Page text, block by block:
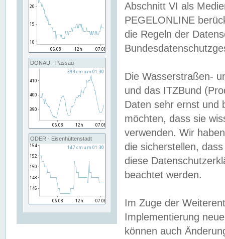
DONAU - Passau
ODER - Eisenhüttenstadt
Abschnitt VI als
PEGELONLINE
die Regeln der
Die Wasserstraßen-
und das ITZBund
Daten sehr ernst und
möchten, dass sie
verwenden. Wir
die sicherstellen,
diese
beachtet werden.
Im Zuge der
Implementierung
können auch